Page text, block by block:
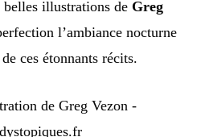
belles illustrations de Greg
l’ambiance nocturne
ces étonnants récits.